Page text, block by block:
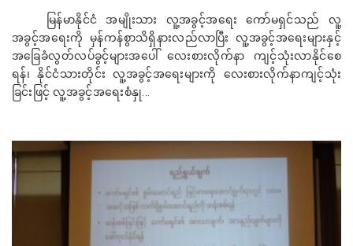
မြန်မာနိုင်ငံ အမျိုးသား လူ့အခွင့်အရေး ကော်မရှင်သည် လူ့
အခွင့်အရေးကို မှန်ကန်စွာသိရှိနားလည်လာပြီး လူ့အခွင့်အရေးများနှင့်
အခြေခံလွတ်လပ်ခွင့်များအပေါ် လေးစားလိုက်နာ ကျင့်သုံးလာနိုင်စေ
ရန်၊ နိုင်ငံသားတိုင်း လူ့အခွင့်အရေးများကို လေးစားလိုက်နာကျင့်သုံး
ခြင်းဖြင့် လူ့အခွင့်အရေးစံနှု...